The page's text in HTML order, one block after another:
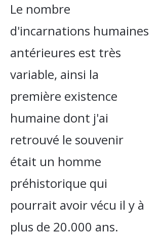
Le nombre
d'incarnations humaines
antérieures est très
variable, ainsi la
première existence
humaine dont j'ai
retrouvé le souvenir
était un homme
préhistorique qui
pourrait avoir vécu il y à
plus de 20.000 ans.